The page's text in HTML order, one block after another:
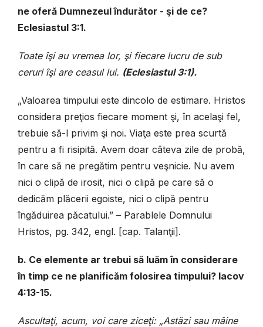
ne oferă Dumnezeul îndurător - şi de ce?
Eclesiastul 3:1.
Toate îşi au vremea lor, şi fiecare lucru de sub
ceruri îşi are ceasul lui. (Eclesiastul 3:1).
„Valoarea timpului este dincolo de estimare. Hristos
considera preţios fiecare moment şi, în acelaşi fel,
trebuie să-l privim şi noi. Viaţa este prea scurtă
pentru a fi risipită. Avem doar câteva zile de probă,
în care să ne pregătim pentru veşnicie. Nu avem
nici o clipă de irosit, nici o clipă pe care să o
dedicăm plăcerii egoiste, nici o clipă pentru
îngăduirea păcatului.” – Parablele Domnului
Hristos, pg. 342, engl. [cap. Talanţii].
b. Ce elemente ar trebui să luăm în considerare
în timp ce ne planificăm folosirea timpului? Iacov
4:13-15.
Ascultaţi, acum, voi care ziceţi: „Astăzi sau mâine